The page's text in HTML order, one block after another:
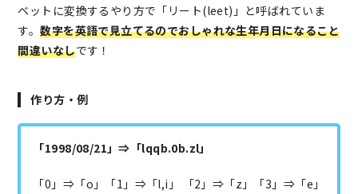
ベットに変換するやり方で「リート(leet)」と呼ばれていま
す。数字を英語で見立てるのでおしゃれな生年月日になること
間違いなしです！
作り方・例
「1998/08/21」⇒「lqqb.0b.zl」
「0」⇒「o」「1」⇒「l,i」 「2」⇒「z」「3」⇒「e」